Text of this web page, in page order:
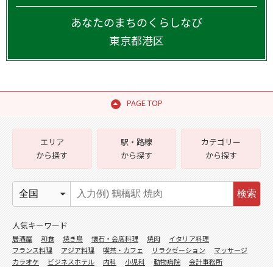
あなたのまちのくらしなび
東京都港区
PAGE TOP
エリア
から探す
駅・路線
から探す
カテゴリー
から探す
検索
人気キーワード
居酒屋 和食 焼き鳥 懐石・会席料理 焼肉
イタリア料理
フランス料理
アジア料理 喫茶・カフェ リラクゼーション
マッサージ
カラオケ
ビジネスホテル 内科 小児科 動物病院
会計事務所